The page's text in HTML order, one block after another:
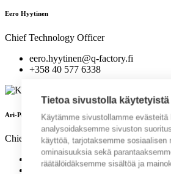
Tietoa sivustolla
Käytämme sivustollamme evästeitä
analysoidaksemme sivuston
käyttöä, tarjotaksemme sosiaalisen
ominaisuuksia sekä
räätälöidäksemme sisältöä ja
Eero Hyytinen
Chief Technology Officer
eero.hyytinen@q-factory.fi
+358 40 577 6338
Ari-Pekka Saarela
Chief Development Officer
ari-pekka.saarela@q-factory.fi